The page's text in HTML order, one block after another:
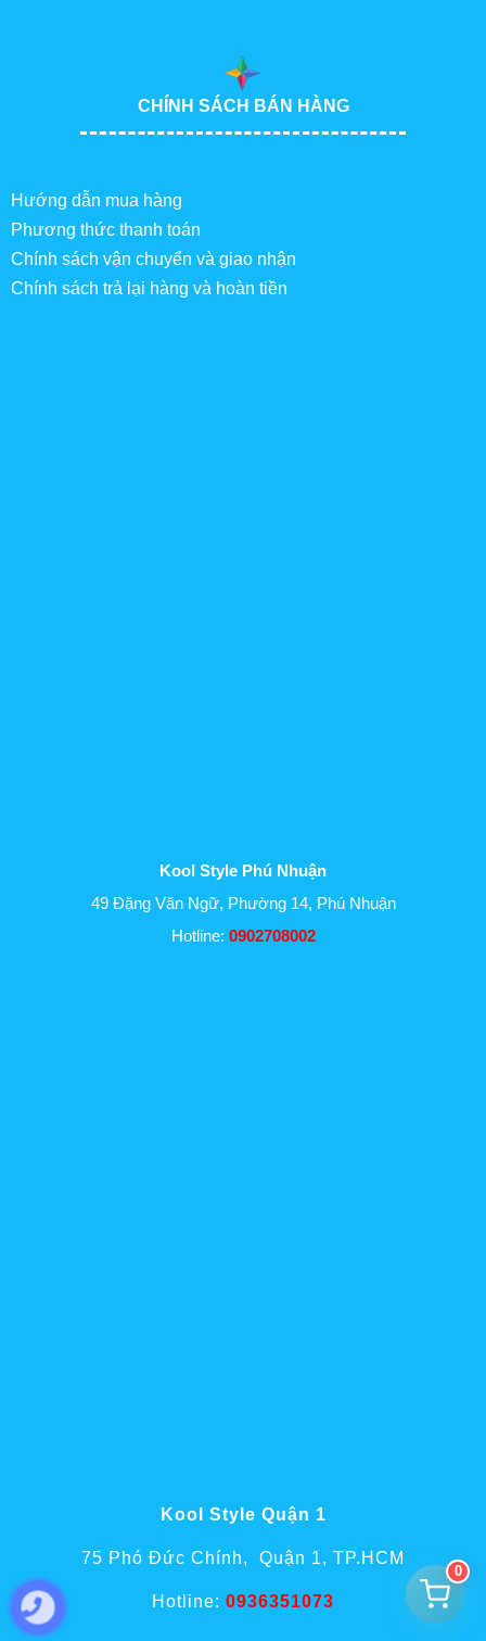
CHÍNH SÁCH BÁN HÀNG
Hướng dẫn mua hàng
Phương thức thanh toán
Chính sách vận chuyển và giao nhận
Chính sách trả lại hàng và hoàn tiền
Kool Style Phú Nhuận
49 Đặng Văn Ngữ, Phường 14, Phú Nhuận
Hotline: 0902708002
Kool Style Quận 1
75 Phó Đức Chính, Quận 1, TP.HCM
Hotline: 0936351073
0
Tư vấn